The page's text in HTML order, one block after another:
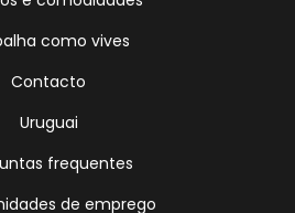
como vives
Contacto
Uruguai
frequentes
de emprego